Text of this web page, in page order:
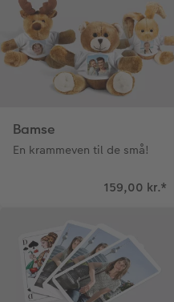
Bamse
En krammeven til de små!
159,00 kr.*